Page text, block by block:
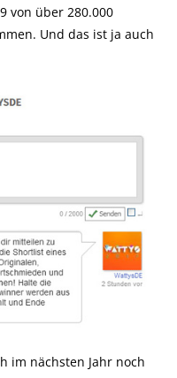
von über 280.000
Und das ist ja auch
im nächsten Jahr noch